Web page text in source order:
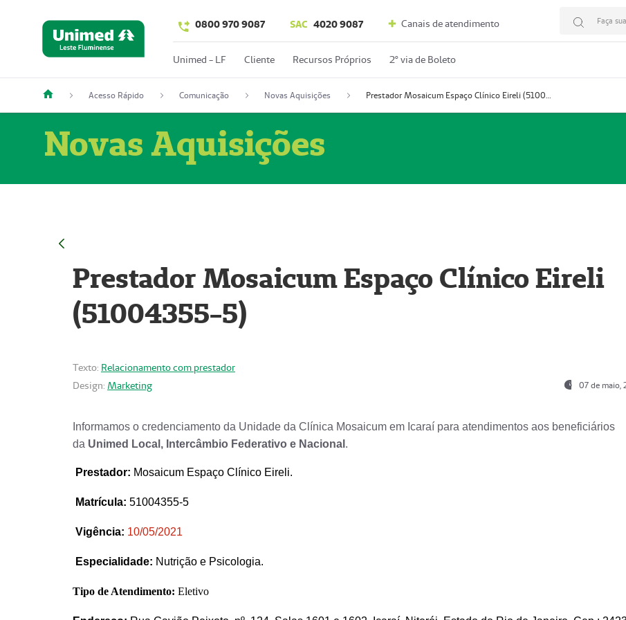
0800 970 9087 SAC 4020 9087 Canais de atendimento Faça
Unimed - LF Cliente Recursos Próprios 2º via de Boleto
Acesso Rápido Comunicação Novas Aquisições Prestador Mosaicum Espaço Clínico Eireli (51004355-5)
Novas Aquisições
Prestador Mosaicum Espaço Clínico Eireli
(51004355-5)
Texto: Relacionamento com prestador
Design: Marketing 07 de maio,
Informamos o credenciamento da Unidade da Clínica Mosaicum em Icaraí para atendimentos aos beneficiários
da Unimed Local, Intercâmbio Federativo e Nacional .
Prestador: Mosaicum Espaço Clínico Eireli.
Matrícula: 51004355-5
Vigência: 10/05/2021
Especialidade: Nutrição e Psicologia.
Tipo de Atendimento: Eletivo